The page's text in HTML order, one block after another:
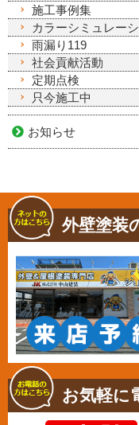
施工事例集
カラーシミュレー
雨漏り119
社会貢献活動
定期点検
只今施工中
お知らせ
外壁塗装
お気軽に